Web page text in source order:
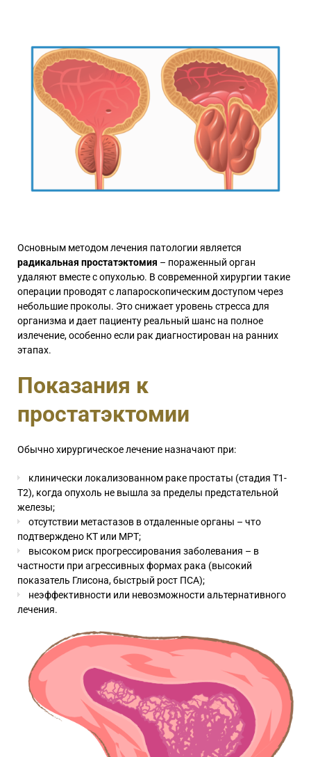
Основным методом лечения патологии является
радикальная простатэктомия – пораженный орган
удаляют вместе с опухолью. В современной хирургии такие
операции проводят с лапароскопическим доступом через
небольшие проколы. Это снижает уровень стресса для
организма и дает пациенту реальный шанс на полное
излечение, особенно если рак диагностирован на ранних
этапах.
Показания к
простатэктомии
Обычно хирургическое лечение назначают при:
клинически локализованном раке простаты (стадия Т1-
Т2), когда опухоль не вышла за пределы предстательной
железы;
отсутствии метастазов в отдаленные органы – что
подтверждено КТ или МРТ;
высоком риск прогрессирования заболевания – в
частности при агрессивных формах рака (высокий
показатель Глисона, быстрый рост ПСА);
неэффективности или невозможности альтернативного
лечения.